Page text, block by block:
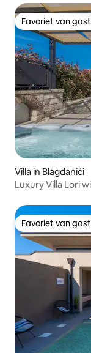
Favoriet van
Favoriet van
Villa in Blagdanići
Luxury Villa Lori
Favoriet van
Favoriet van